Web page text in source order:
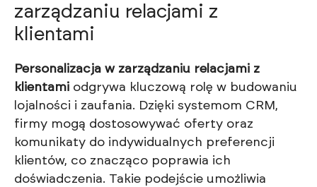
zarządzaniu relacjami z
klientami
Personalizacja w zarządzaniu relacjami z
klientami odgrywa kluczową rolę w budowaniu
lojalności i zaufania. Dzięki systemom CRM,
firmy mogą dostosowywać oferty oraz
komunikaty do indywidualnych preferencji
klientów, co znacząco poprawia ich
doświadczenia. Takie podejście umożliwia